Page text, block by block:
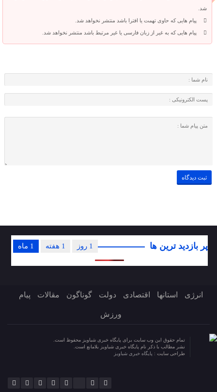
شد.
پیام هایی که حاوی تهمت یا افترا باشد منتشر نخواهد شد.
پیام هایی که به غیر از زبان فارسی یا غیر مرتبط باشد منتشر نخواهد شد.
پر بازدید ترین ها 1 ماه 1 هفته 1 روز
انرژی استانها اقتصادی دولت گوناگون مقالات پیام
ورزش
تمام حقوق این وب سایت برای پایگاه خبری شباویز محفوظ است.
نشر مطالب با ذکر نام پایگاه خبری شباویز بلامانع است.
طراحی سایت : پایگاه خبری شباویز